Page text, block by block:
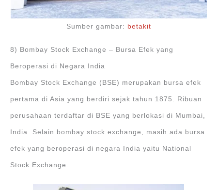
Sumber gambar: betakit
8) Bombay Stock Exchange – Bursa Efek yang
Beroperasi di Negara India
Bombay Stock Exchange (BSE) merupakan bursa efek
pertama di Asia yang berdiri sejak tahun 1875. Ribuan
perusahaan terdaftar di BSE yang berlokasi di Mumbai,
India. Selain bombay stock exchange, masih ada bursa
efek yang beroperasi di negara India yaitu National
Stock Exchange.